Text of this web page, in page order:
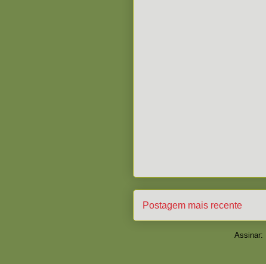
Postagem mais recente
Assinar: